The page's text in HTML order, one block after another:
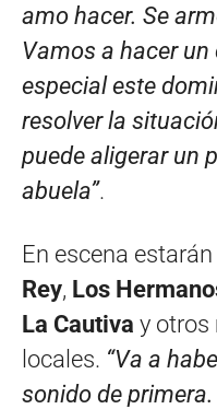
amo hacer. Se
Vamos a hacer
especial este
resolver la
puede aligerar un
abuela”.
En escena
Rey, Los
La Cautiva y otros
locales. “Va a
sonido de